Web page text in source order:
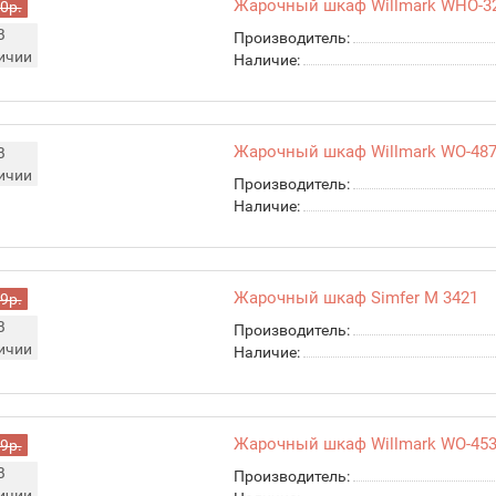
Жарочный шкаф Willmark WHO-
Производитель:
Наличие:
Жарочный шкаф Willmark WO-
Производитель:
Наличие:
Жарочный шкаф Simfer M 3421
Производитель:
Наличие:
Жарочный шкаф Willmark WO-
Производитель: